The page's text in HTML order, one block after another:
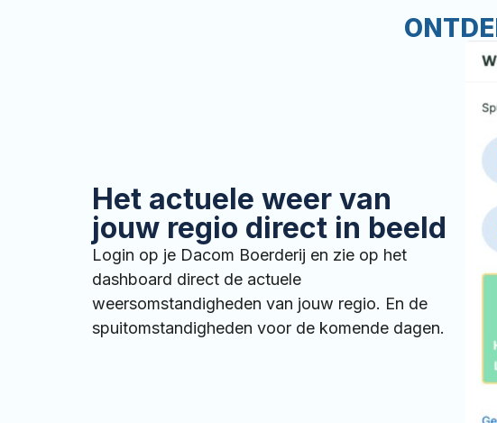
Het actuele weer van
jouw regio direct in beeld
Login op je Dacom Boerderij en zie op het
dashboard direct de actuele
weersomstandigheden van jouw regio. En de
spuitomstandigheden voor de komende dagen.